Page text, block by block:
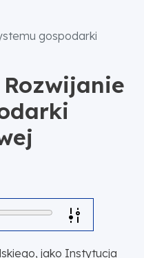
gospodarki
Rozwijanie
jako Instytucja